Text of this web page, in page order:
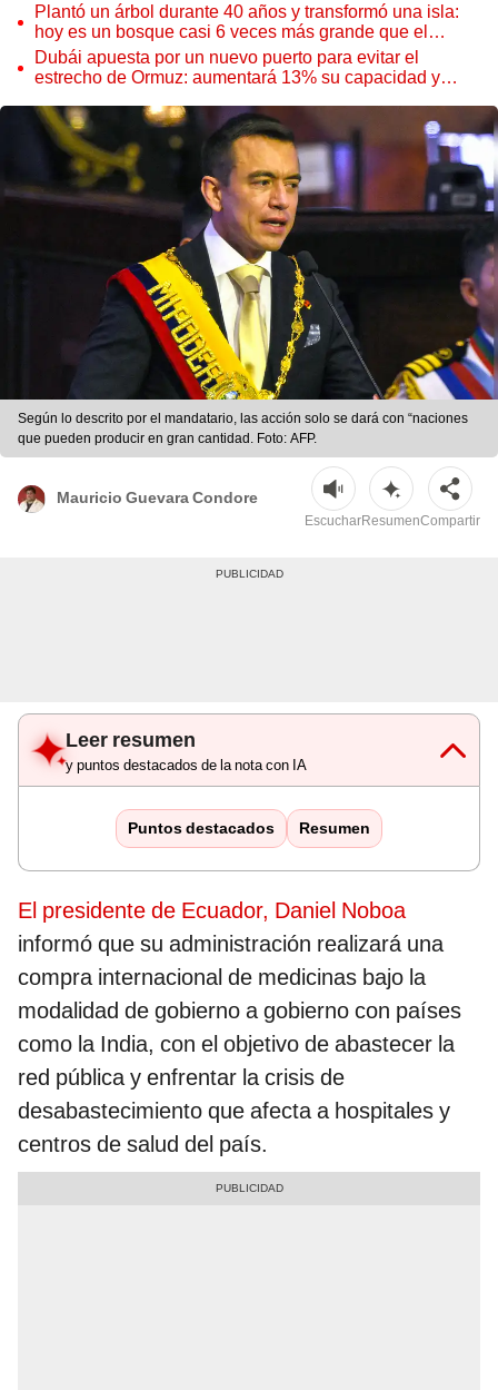
Plantó un árbol durante 40 años y transformó una isla:
hoy es un bosque casi 6 veces más grande que el
Parque de las Leyendas
Dubái apuesta por un nuevo puerto para evitar el
estrecho de Ormuz: aumentará 13% su capacidad y
Según lo descrito por el mandatario, las acción solo se dará con “naciones
que pueden producir en gran cantidad. Foto: AFP.
Mauricio Guevara Condore
EscucharResumenCompartir
Leer resumen
y puntos destacados de la nota con IA
Puntos destacados Resumen
El presidente de Ecuador, Daniel Noboa
informó que su administración realizará una
compra internacional de medicinas bajo la
modalidad de gobierno a gobierno con países
como la India, con el objetivo de abastecer la
red pública y enfrentar la crisis de
desabastecimiento que afecta a hospitales y
centros de salud del país.